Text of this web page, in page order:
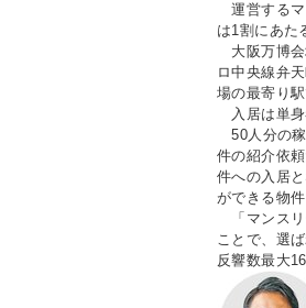
運営するマ
は1割にあた
大阪万博会
ロ中央線弁
場の最寄り
入居は単身
50人分の稼
件の紹介依
件への入居
ができる物件
「マンスリ
ことで、選
反響数最大